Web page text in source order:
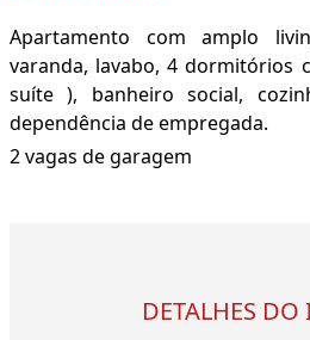
Apartamento com amplo
varanda, lavabo, 4 dormitórios
suíte ), banheiro social,
dependência de empregada.
2 vagas de garagem
DETALHES DO